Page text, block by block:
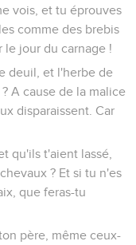
vois, et tu éprouves
comme des brebis
jour du carnage !
deuil, et l'herbe de
A cause de la malice
disparaissent. Car
qu'ils t'aient lassé,
? Et si tu n'es
que feras-tu
père, même ceux-